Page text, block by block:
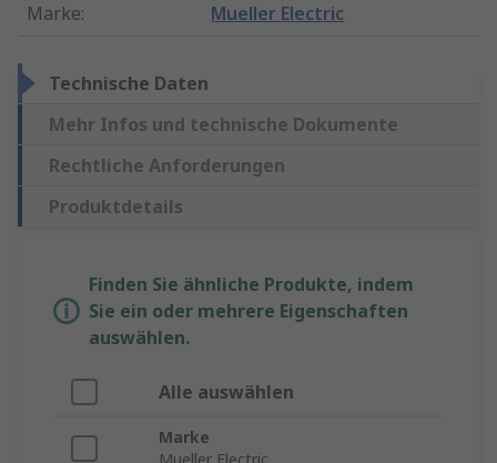
Marke: Mueller Electric
Technische Daten
Mehr Infos und technische Dokumente
Rechtliche Anforderungen
Produktdetails
Finden Sie ähnliche Produkte, indem
Sie ein oder mehrere Eigenschaften
auswählen.
Alle auswählen
Marke